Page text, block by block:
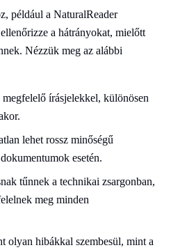
például a NaturalReader
a hátrányokat, mielőtt
Nézzük meg az alábbi
írásjelekkel, különösen
lehet rossz minőségű
esetén.
tűnnek a technikai zsargonban,
meg minden
olyan hibákkal szembesül, mint a